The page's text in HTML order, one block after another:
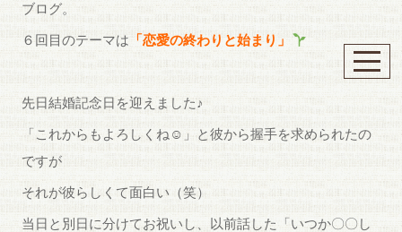
ブログ。
６回目のテーマは 「恋愛の終わりと始まり」
先日結婚記念日を迎えました♪
「これからもよろしくね☺︎」と彼から握手を求められたの
ですが
それが彼らしくて面白い（笑）
当日と別日に分けてお祝いし、以前話した「いつか〇〇し